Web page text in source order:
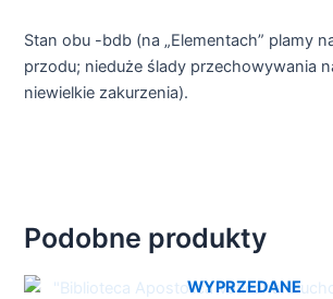
Stan obu -bdb (na „Elementach” plamy
przodu; nieduże ślady przechowywania
niewielkie zakurzenia).
Podobne produkty
WYPRZEDANE